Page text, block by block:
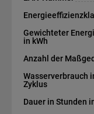
Gewichteter
in kWh
Anzahl der
Wasserverbrauch
Zyklus
Dauer in Stunden